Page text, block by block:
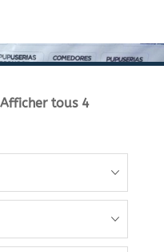
Afficher tous 4